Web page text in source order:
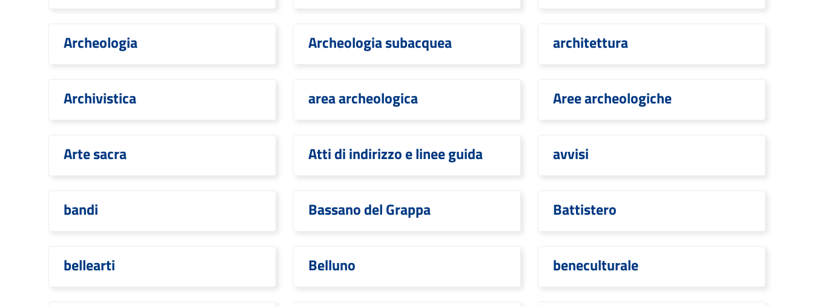
Archeologia Archeologia subacquea architettura
Archivistica area archeologica Aree archeologiche
Arte sacra Atti di indirizzo e linee guida avvisi
bandi Bassano del Grappa Battistero
bellearti Belluno beneculturale